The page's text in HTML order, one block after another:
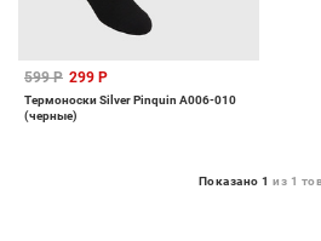
599 Р 299 Р
Термоноски Silver Pinquin А006-010
(черные)
Показано 1 из 1